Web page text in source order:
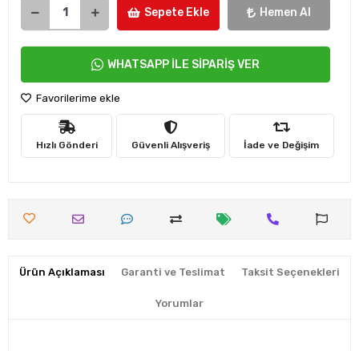
Sepete Ekle Hemen Al
WHATSAPP İLE SİPARİŞ VER
Favorilerime ekle
Hızlı Gönderi Güvenli Alışveriş İade ve Değişim
Ürün Açıklaması Garanti ve Teslimat Taksit Seçenekleri
Yorumlar